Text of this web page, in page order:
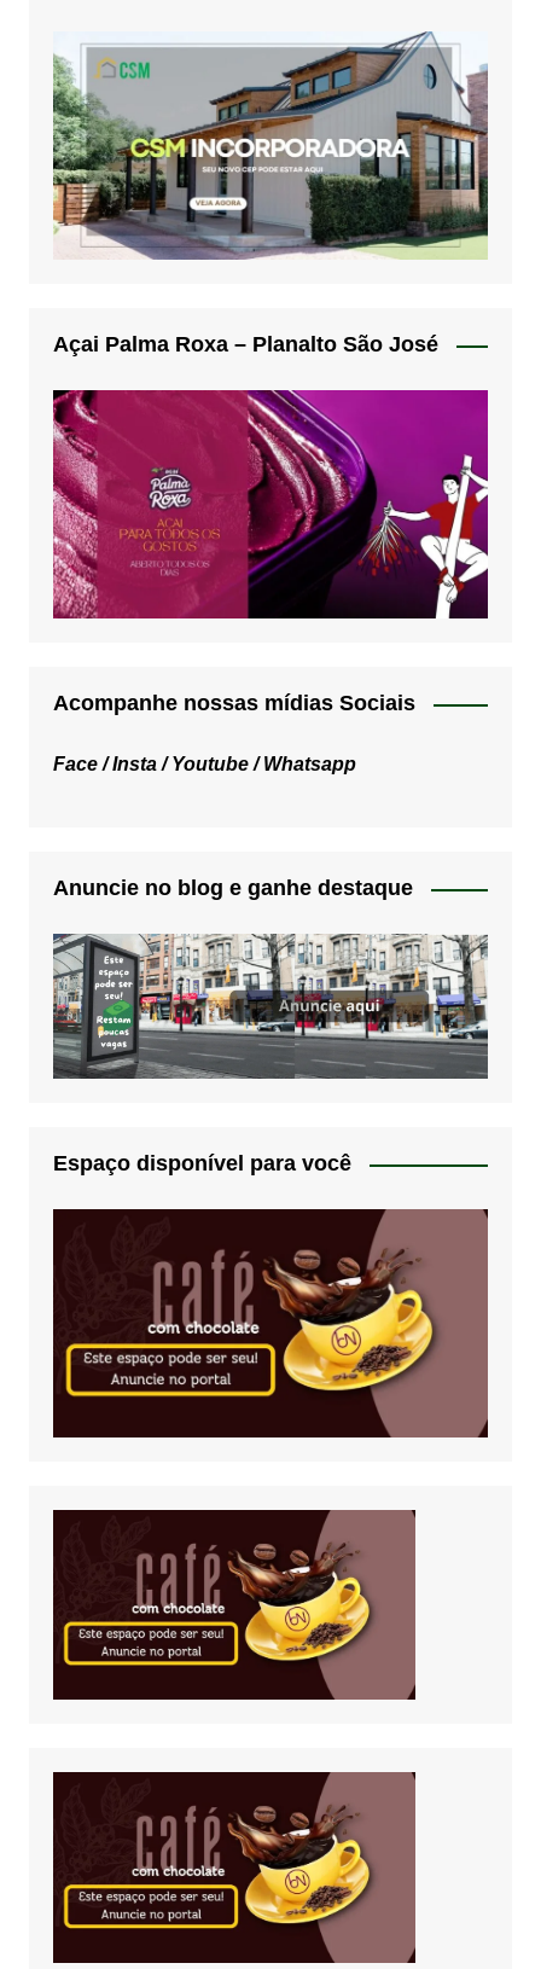
Açai Palma Roxa – Planalto São José
Acompanhe nossas mídias Sociais
Face /Insta /Youtube /Whatsapp
Anuncie no blog e ganhe destaque
Espaço disponível para você